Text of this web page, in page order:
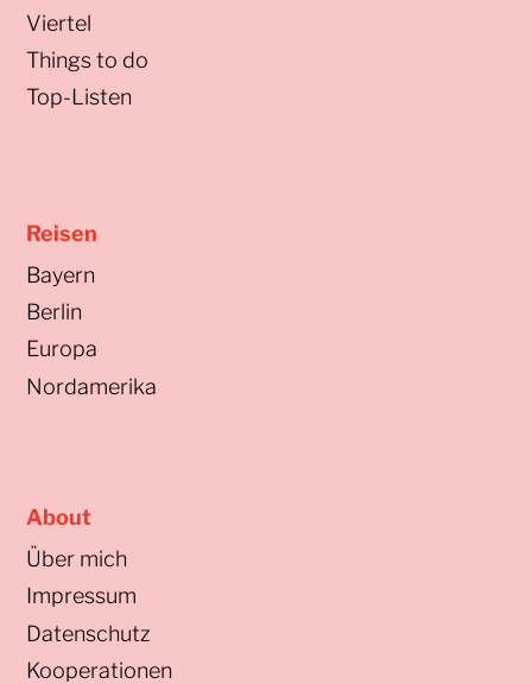
Viertel
Things to do
Top-Listen
Reisen
Bayern
Berlin
Europa
Nordamerika
About
Über mich
Impressum
Datenschutz
Kooperationen